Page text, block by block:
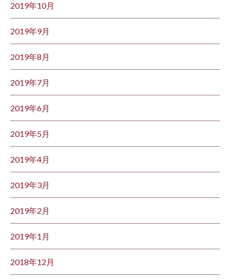
2019年10月
2019年9月
2019年8月
2019年7月
2019年6月
2019年5月
2019年4月
2019年3月
2019年2月
2019年1月
2018年12月